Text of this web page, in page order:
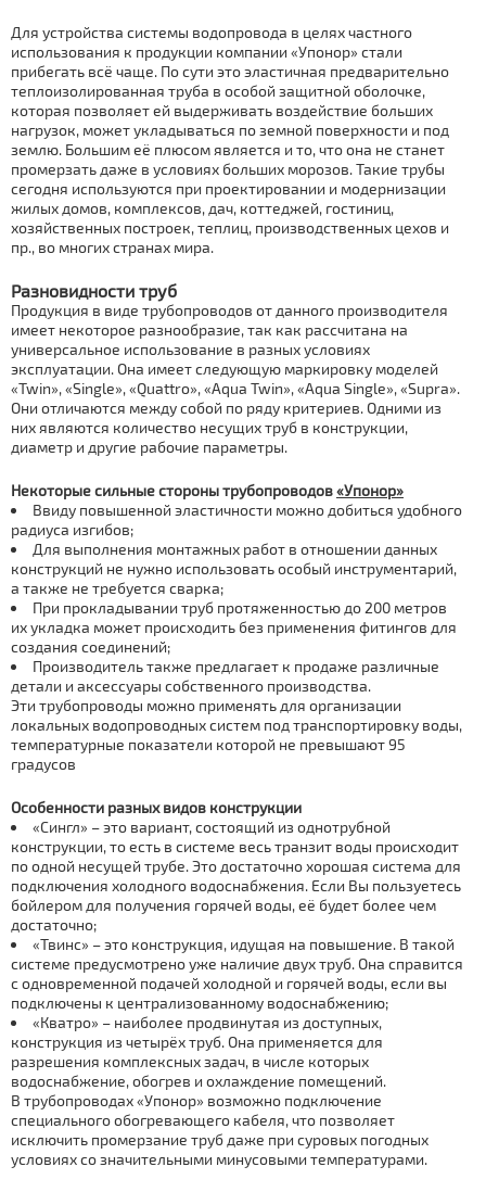
Для устройства системы водопровода в целях частного
использования к продукции компании «Упонор» стали
прибегать всё чаще. По сути это эластичная предварительно
теплоизолированная труба в особой защитной оболочке,
которая позволяет ей выдерживать воздействие больших
нагрузок, может укладываться по земной поверхности и под
землю. Большим её плюсом является и то, что она не станет
промерзать даже в условиях больших морозов. Такие трубы
сегодня используются при проектировании и модернизации
жилых домов, комплексов, дач, коттеджей, гостиниц,
хозяйственных построек, теплиц, производственных цехов и
пр., во многих странах мира.
Разновидности труб
Продукция в виде трубопроводов от данного производителя
имеет некоторое разнообразие, так как рассчитана на
универсальное использование в разных условиях
эксплуатации. Она имеет следующую маркировку моделей
«Twin», «Single», «Quattro», «Aqua Twin», «Aqua Single», «Supra».
Они отличаются между собой по ряду критериев. Одними из
них являются количество несущих труб в конструкции,
диаметр и другие рабочие параметры.
Некоторые сильные стороны трубопроводов«Упонор»
Ввиду повышенной эластичности можно добиться удобного
радиуса изгибов;
Для выполнения монтажных работ в отношении данных
конструкций не нужно использовать особый инструментарий,
а также не требуется сварка;
При прокладывании труб протяженностью до 200 метров
их укладка может происходить без применения фитингов для
создания соединений;
Производитель также предлагает к продаже различные
детали и аксессуары собственного производства.
Эти трубопроводы можно применять для организации
локальных водопроводных систем под транспортировку воды,
температурные показатели которой не превышают 95
градусов
Особенности разных видов конструкции
«Сингл» – это вариант, состоящий из однотрубной
конструкции, то есть в системе весь транзит воды происходит
по одной несущей трубе. Это достаточно хорошая система для
подключения холодного водоснабжения. Если Вы пользуетесь
бойлером для получения горячей воды, её будет более чем
достаточно;
«Твинс» – это конструкция, идущая на повышение. В такой
системе предусмотрено уже наличие двух труб. Она справится
с одновременной подачей холодной и горячей воды, если вы
подключены к централизованному водоснабжению;
«Кватро» – наиболее продвинутая из доступных,
конструкция из четырёх труб. Она применяется для
разрешения комплексных задач, в числе которых
водоснабжение, обогрев и охлаждение помещений.
В трубопроводах «Упонор» возможно подключение
специального обогревающего кабеля, что позволяет
исключить промерзание труб даже при суровых погодных
условиях со значительными минусовыми температурами.